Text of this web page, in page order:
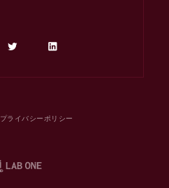
プライバシーポリシー